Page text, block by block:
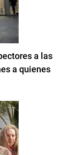
a las
a quienes